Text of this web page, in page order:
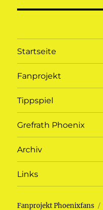
Startseite
Fanprojekt
Tippspiel
Grefrath Phoenix
Archiv
Links
Fanprojekt Phoenixfans